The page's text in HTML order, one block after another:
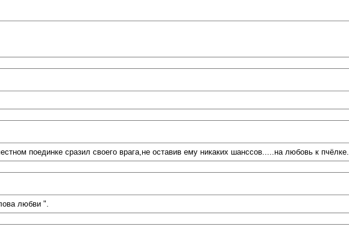
поединке сразил своего врага,не оставив ему никаких шанссов.....на любовь к пчёлке.
любви ".